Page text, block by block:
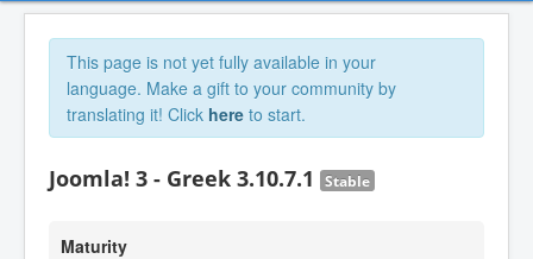
This page is not yet fully available in your
language. Make a gift to your community by
translating it! Click here to start.
Joomla! 3 - Greek 3.10.7.1 Stable
Maturity